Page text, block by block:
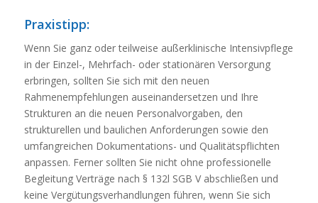
Praxistipp:
Wenn Sie ganz oder teilweise außerklinische Intensivpflege
in der Einzel-, Mehrfach- oder stationären Versorgung
erbringen, sollten Sie sich mit den neuen
Rahmenempfehlungen auseinandersetzen und Ihre
Strukturen an die neuen Personalvorgaben, den
strukturellen und baulichen Anforderungen sowie den
umfangreichen Dokumentations- und Qualitätspflichten
anpassen. Ferner sollten Sie nicht ohne professionelle
Begleitung Verträge nach § 132l SGB V abschließen und
keine Vergütungsverhandlungen führen, wenn Sie sich